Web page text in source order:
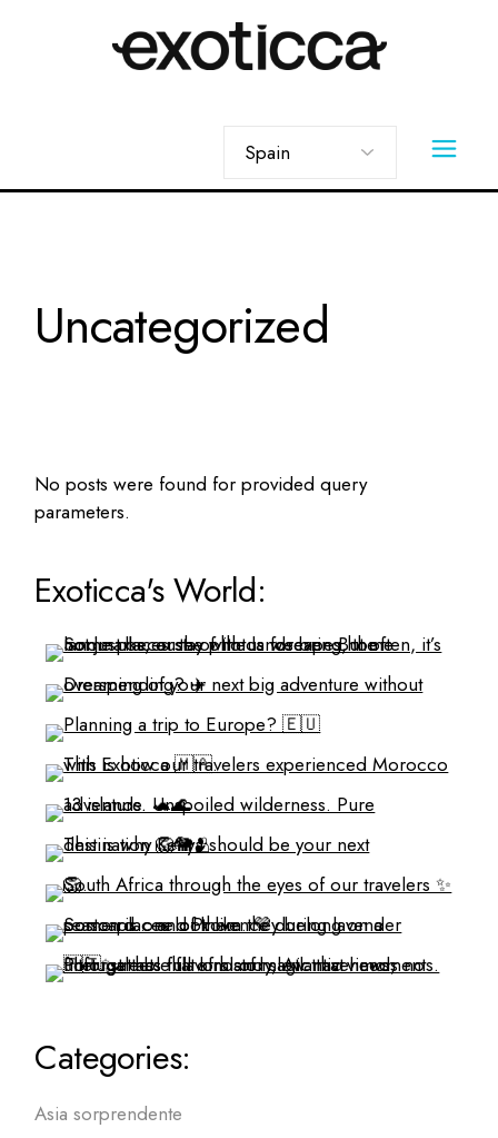
idioma
Uncategorized
No posts were found for provided query
parameters.
Exoticca's World:
Categories:
Asia sorprendente